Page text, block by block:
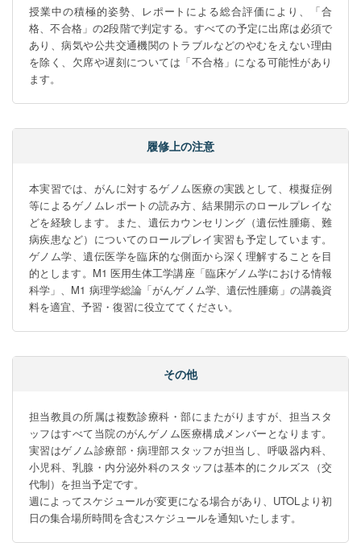
授業中の積極的姿勢、レポートによる総合評価により、「合
格、不合格」の2段階で判定する。すべての予定に出席は必須で
あり、病気や公共交通機関のトラブルなどのやむをえない理由
を除く、欠席や遅刻については「不合格」になる可能性があり
ます。
履修上の注意
本実習では、がんに対するゲノム医療の実践として、模擬症例
等によるゲノムレポートの読み方、結果開示のロールプレイな
どを経験します。また、遺伝カウンセリング（遺伝性腫瘍、難
病疾患など）についてのロールプレイ実習も予定しています。
ゲノム学、遺伝医学を臨床的な側面から深く理解することを目
的とします。M1 医用生体工学講座「臨床ゲノム学における情報
科学」、M1 病理学総論「がんゲノム学、遺伝性腫瘍」の講義資
料を適宜、予習・復習に役立ててください。
その他
担当教員の所属は複数診療科・部にまたがりますが、担当スタ
ッフはすべて当院のがんゲノム医療構成メンバーとなります。
実習はゲノム診療部・病理部スタッフが担当し、呼吸器内科、
小児科、乳腺・内分泌外科のスタッフは基本的にクルズス（交
代制）を担当予定です。
週によってスケジュールが変更になる場合があり、UTOLより初
日の集合場所時間を含むスケジュールを通知いたします。